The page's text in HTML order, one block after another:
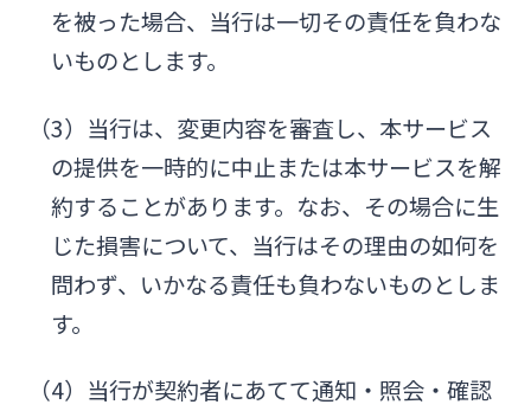
を被った場合、当行は一切その責任を負わな
いものとします。
（3）当行は、変更内容を審査し、本サービス
の提供を一時的に中止または本サービスを解
約することがあります。なお、その場合に生
じた損害について、当行はその理由の如何を
問わず、いかなる責任も負わないものとしま
す。
（4）当行が契約者にあてて通知・照会・確認